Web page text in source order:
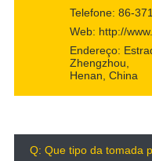
Telefone: 86-
Web: http://
Endereço:
Zhengzhou,
Henan, China
Q: Que tipo da tomada